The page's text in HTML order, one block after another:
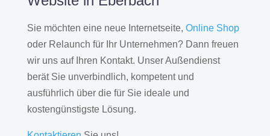
Sie möchten eine neue Internetseite, Online Shop
oder Relaunch für Ihr Unternehmen? Dann freuen
wir uns auf Ihren Kontakt. Unser Außendienst
berät Sie unverbindlich, kompetent und
ausführlich über die für Sie ideale und
kostengünstigste Lösung.